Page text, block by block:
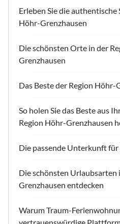
Erleben Sie die authentische
Höhr-Grenzhausen
Die schönsten Orte in der
Grenzhausen
Das Beste der Region Höhr-
So holen Sie das Beste aus
Region Höhr-Grenzhausen
Die passende Unterkunft
Die schönsten Urlaubsarten
Grenzhausen entdecken
Warum Traum-
vertrauenswürdige